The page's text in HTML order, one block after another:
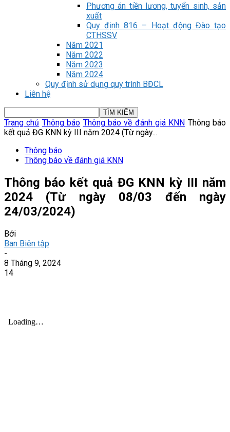
Phương án tiền lương, tuyển sinh, sản
xuất
Quy định 816 – Hoạt động Đào tạo
CTHSSV
Năm 2021
Năm 2022
Năm 2023
Năm 2024
Quy định sử dụng quy trình BĐCL
Liên hệ
Trang chủ Thông báo Thông báo về đánh giá KNN Thông báo
kết quả ĐG KNN kỳ III năm 2024 (Từ ngày...
Thông báo
Thông báo về đánh giá KNN
Thông báo kết quả ĐG KNN kỳ III năm
2024 (Từ ngày 08/03 đến ngày
24/03/2024)
Bởi
Ban Biên tập
-
8 Tháng 9, 2024
14